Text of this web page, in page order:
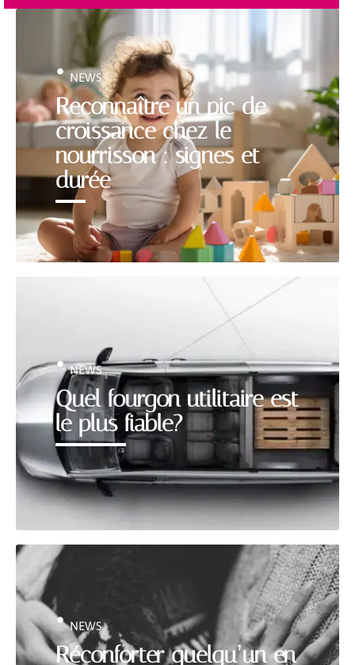
Reconnaître un pic de
croissance chez le
nourrisson : signes et
durée
NEWS
Quel fourgon utilitaire est
le plus fiable?
NEWS
Réconforter quelqu’un en
NEWS